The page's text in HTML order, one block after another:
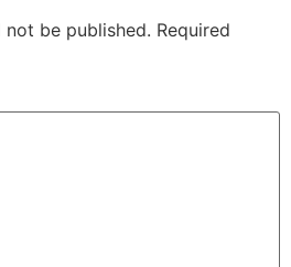
be published. Required